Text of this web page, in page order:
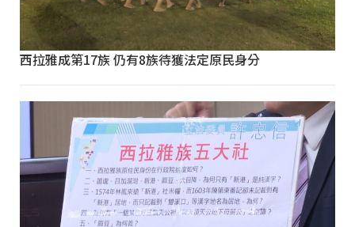
西拉雅成第17族 仍有8族待獲法定原民身分